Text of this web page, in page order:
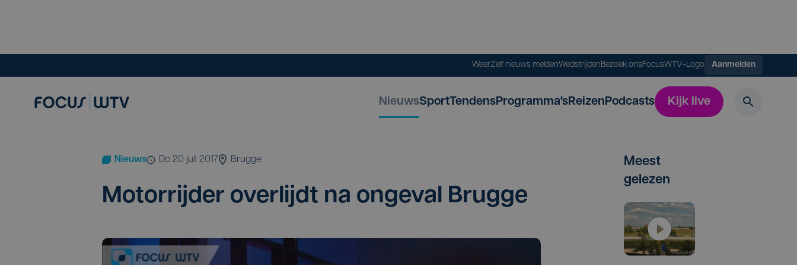
WeerZelf nieuws meldenWedstrijdenBezoek onsFocusWTV+Logo Aanmelden
NieuwsSportTendensProgramma'sReizenPodcasts Kijk live
Nieuws do 20 juli 2017 Brugge
Motor­rij­der over­lijdt na onge­val Brugge
Meest
gelezen